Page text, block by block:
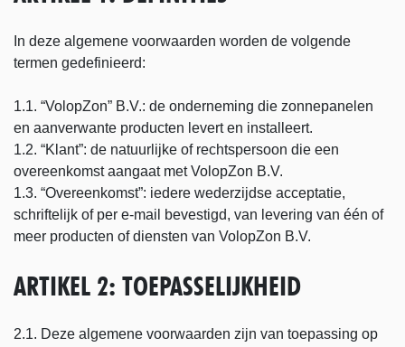
In deze algemene voorwaarden worden de volgende
termen gedefinieerd:
1.1. “VolopZon” B.V.: de onderneming die zonnepanelen
en aanverwante producten levert en installeert.
1.2. “Klant”: de natuurlijke of rechtspersoon die een
overeenkomst aangaat met VolopZon B.V.
1.3. “Overeenkomst”: iedere wederzijdse acceptatie,
schriftelijk of per e-mail bevestigd, van levering van één of
meer producten of diensten van VolopZon B.V.
ARTIKEL 2: TOEPASSELIJKHEID
2.1. Deze algemene voorwaarden zijn van toepassing op